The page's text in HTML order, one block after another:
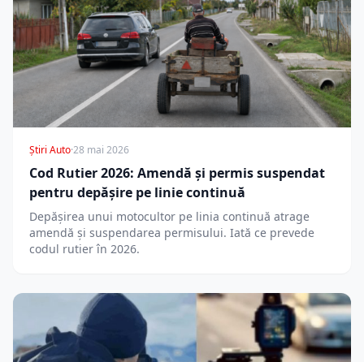
Știri Auto·28 mai 2026
Cod Rutier 2026: Amendă și permis suspendat
pentru depășire pe linie continuă
Depășirea unui motocultor pe linia continuă atrage
amendă și suspendarea permisului. Iată ce prevede
codul rutier în 2026.